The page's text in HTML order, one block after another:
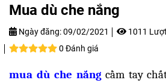
Mua dù che nắng
Ngày đăng:09/02/2021
1011
0 Đánh giá
mua dù che nắng cầm tay